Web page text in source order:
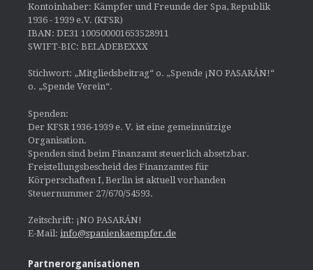
Kontoinhaber: Kämpfer und Freunde der Spa, Republik
1936 - 1939 e.V. (KFSR)
IBAN: DE31 100500001653528911
SWIFT-BIC: BELADEBEXXX
Stichwort: „Mitgliedsbeitrag“ o. „Spende ¡NO PASARÁN!“
o. „Spende Verein“.
Spenden:
Der KFSR 1936-1939 e. V. ist eine gemeinnützige
Organisation.
Spenden sind beim Finanzamt steuerlich absetzbar.
Freistellungsbescheid des Finanzamtes für
Körperschaften I, Berlin ist aktuell vorhanden
Steuernummer 27/670/54593.
Zeitschrift: ¡NO PASARÁN!
E-Mail: info@spanienkaempfer.de
Partnerorganisationen